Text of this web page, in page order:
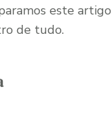
este artigo
de tudo.